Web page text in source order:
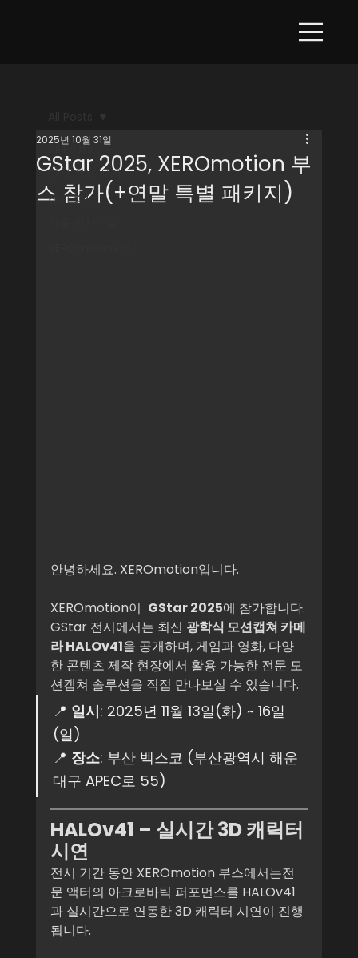
All Posts
고객 적용 사례
전시·행사
GStar 2025, XEROmotion 부
스 참가(+연말 특별 패키지)
2025년 10월 31일
안녕하세요. XEROmotion입니다.
XEROmotion이 GStar 2025에 참가합니다.
GStar 전시에서는 최신 광학식 모션캡쳐 카메
라 HALOv41을 공개하며, 게임과 영화, 다양
한 콘텐츠 제작 현장에서 활용 가능한 전문 모
션캡쳐 솔루션을 직접 만나보실 수 있습니다.
📍 일시: 2025년 11월 13일(화) ~ 16일
(일)
📍 장소: 부산 벡스코 (부산광역시 해운
대구 APEC로 55)
HALOv41 – 실시간 3D 캐릭터
시연
전시 기간 동안 XEROmotion 부스에서는전
문 액터의 아크로바틱 퍼포먼스를 HALOv41
과 실시간으로 연동한 3D 캐릭터 시연이 진행
됩니다.